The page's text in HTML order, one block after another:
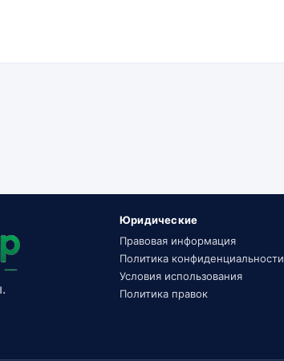
Юридические
Правовая информация
Политика конфиденциальности
Условия использования
Политика правок